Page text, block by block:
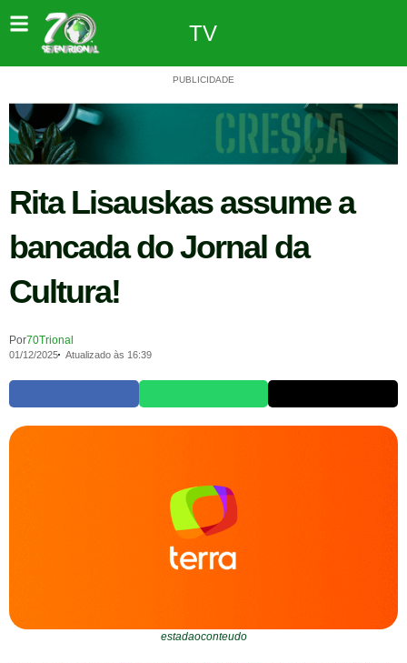
TV
PUBLICIDADE
Rita Lisauskas assume a
bancada do Jornal da
Cultura!
Por70Trional
01/12/2025 Atualizado às 16:39
estadaoconteudo